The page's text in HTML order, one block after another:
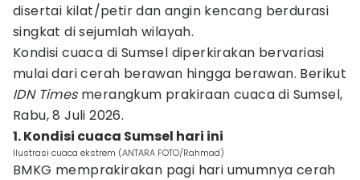
disertai kilat/petir dan angin kencang berdurasi
singkat di sejumlah wilayah.
Kondisi cuaca di Sumsel diperkirakan bervariasi
mulai dari cerah berawan hingga berawan. Berikut
IDN Timesmerangkum prakiraan cuaca di Sumsel,
Rabu, 8 Juli 2026.
1. Kondisi cuaca Sumsel hari ini
Ilustrasi cuaca ekstrem (ANTARA FOTO/Rahmad)
BMKG memprakirakan pagi hari umumnya cerah